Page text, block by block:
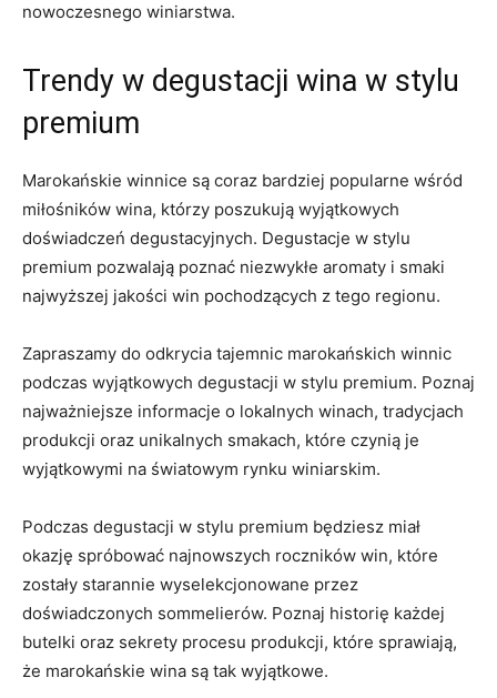
nowoczesnego⁢ winiarstwa.
Trendy⁢ w degustacji wina w stylu
premium
Marokańskie‍ winnice są coraz bardziej popularne wśród⁢
miłośników wina, którzy ⁢poszukują ⁢wyjątkowych
doświadczeń ‌degustacyjnych. Degustacje w stylu
premium pozwalają poznać niezwykłe aromaty i smaki
najwyższej jakości ‌win pochodzących z tego regionu.
Zapraszamy ‍do odkrycia ⁢tajemnic marokańskich winnic
podczas ‌wyjątkowych degustacji w stylu premium.⁢ Poznaj
najważniejsze ‌informacje o lokalnych winach, tradycjach
produkcji oraz unikalnych smakach, które ​czynią je
wyjątkowymi na światowym rynku winiarskim.
Podczas degustacji w⁤ stylu premium będziesz miał⁤
okazję spróbować najnowszych roczników win, które
zostały starannie wyselekcjonowane przez
doświadczonych sommelierów. Poznaj⁣ historię każdej
butelki oraz sekrety procesu produkcji, które sprawiają, ​
że marokańskie wina ‌są tak wyjątkowe.